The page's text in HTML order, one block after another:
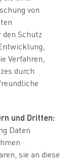
von
Schutz
Verfahren,
durch
und Dritten:
Daten
sie an diese